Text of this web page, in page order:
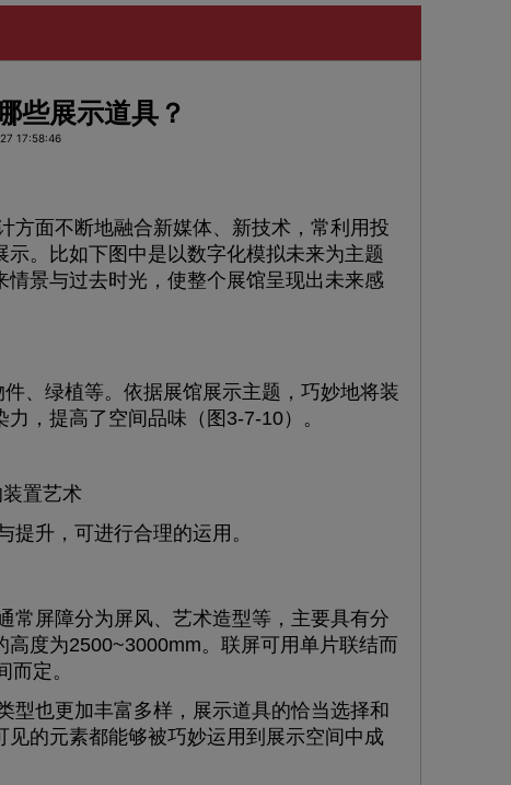
些展示道具？
17:58:46
面不断地融合新媒体、新技术，常利用投
。比如下图中是以数字化模拟未来为主题
景与过去时光，使整个展馆呈现出未来感
、绿植等。依据展馆展示主题，巧妙地将装
，提高了空间品味（图3-7-10）。
置艺术
升，可进行合理的运用。
屏障分为屏风、艺术造型等，主要具有分
度为2500~3000mm。联屏可用单片联结而
定。
也更加丰富多样，展示道具的恰当选择和
的元素都能够被巧妙运用到展示空间中成